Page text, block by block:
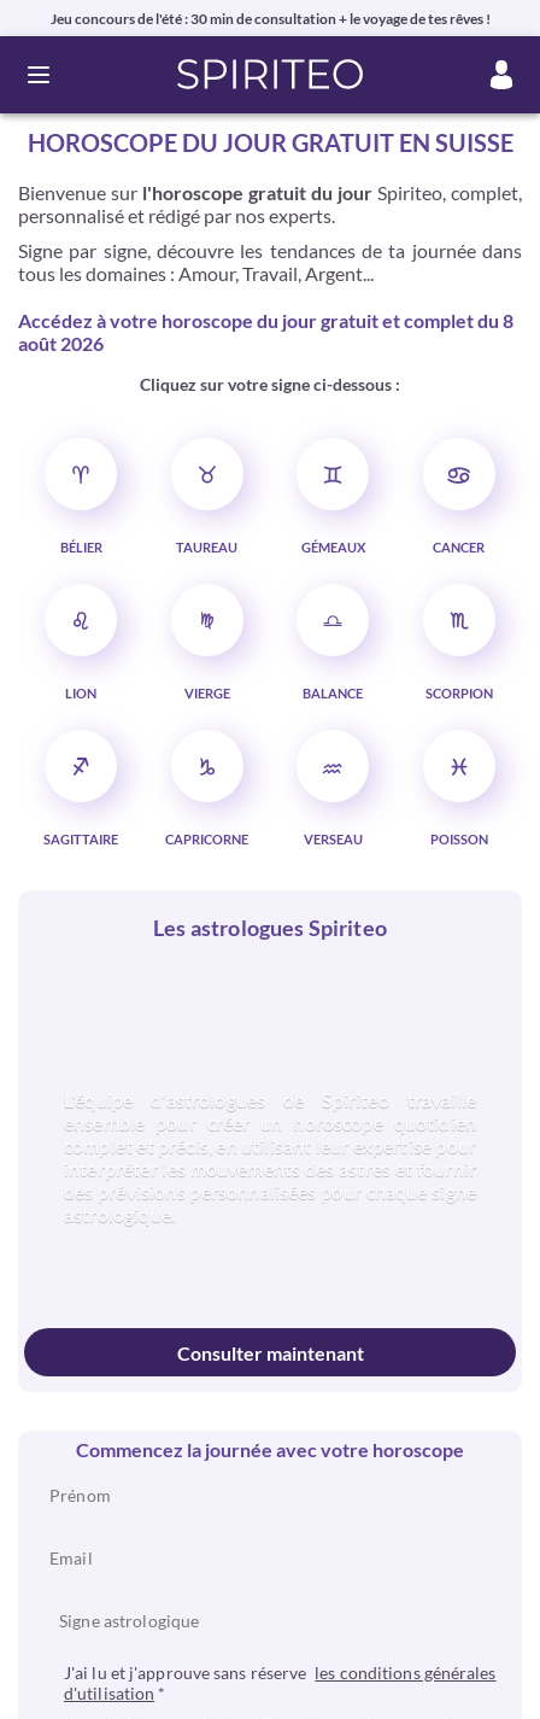
Jeu concours de l'été : 30 min de consultation + le voyage de tes rêves !
Ouvrir le menu
HOROSCOPE DU JOUR GRATUIT EN SUISSE
Bienvenue sur l'horoscope gratuit du jour Spiriteo, complet,
personnalisé et rédigé par nos experts.
Signe par signe, découvre les tendances de ta journée dans
tous les domaines : Amour, Travail, Argent...
Accédez à votre horoscope du jour gratuit et complet du 8
août 2026
Cliquez sur votre signe ci-dessous :
BÉLIER TAUREAU GÉMEAUX CANCER
LION VIERGE BALANCE SCORPION
SAGITTAIRE CAPRICORNE VERSEAU POISSON
Les astrologues Spiriteo
L'équipe d'astrologues de Spiriteo travaille
ensemble pour créer un horoscope quotidien
complet et précis, en utilisant leur expertise pour
interpréter les mouvements des astres et fournir
des prévisions personnalisées pour chaque signe
astrologique.
Consulter maintenant
Commencez la journée avec votre horoscope
Signe astrologique
J'ai lu et j'approuve sans réserve les conditions générales
d'utilisation *